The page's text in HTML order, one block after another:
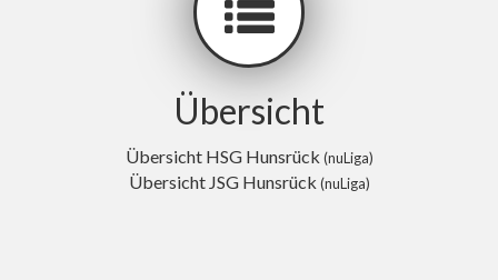
Übersicht
Übersicht HSG Hunsrück (nuLiga)
Übersicht JSG Hunsrück (nuLiga)